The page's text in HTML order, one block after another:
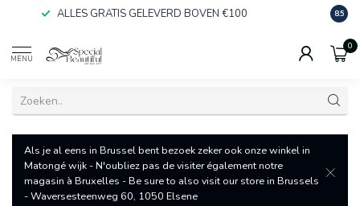
ALLES GRATIS GELEVERD BOVEN €100 8.5
MENU
0
Als je al eens in Brussel bent bezoek zeker ook onze winkel in
Matongé wijk - N'oubliez pas de visiter également notre
magasin à Bruxelles - Be sure to also visit our store in Brussels
- Waversesteenweg 60, 1050 Elsene